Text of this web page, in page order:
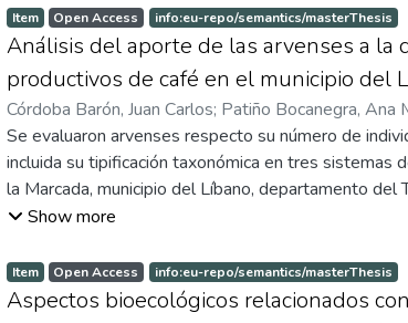
en estos procesos, a través de la aplicación de la
actividad enzimática la producción de
agrícolas para procesos de bioconversión del
de la prueba de DNS, determinando la relación de
la degradación de celulosa contenida en cacao. Se
holocelulasa encontrando como resultado máxima
Ul/mL, en F Pasa las cepas M1, A7, A18, LK17 y
Ul/mL respectivamente, en la actividad Xilanasalas
1.5Ul/mL respectivamente y la actividad β-
CMCasas y Xilanasas. Sin embargo, mostró baja
RIO3, RIO4 y RIO5 mostraron los mayores niveles
Item Open Access info:eu-repo/semantics/masterThesis
Análisis del aporte de las arvenses a la
productivos de café en el municipio del
Córdoba Barón, Juan Carlos; Patiño Bocanegra, Ana
Se evaluaron arvenses respecto su número de
incluida su tipificación taxonómica en tres sistemas
la Marcada, municipio del Líbano, departamento del
fueron colectadas en tres cuadrantes, de 1 m2
fresco, se secaron a estufa a 65°C. Se les calculó
mayor diversidad en la finca orgánica frente a los
Show more
Item Open Access info:eu-repo/semantics/masterThesis
Aspectos bioecológicos relacionados